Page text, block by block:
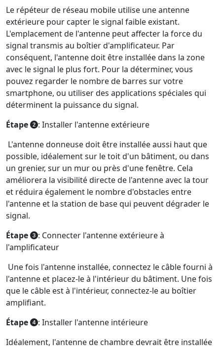
Le répéteur de réseau mobile utilise une antenne
extérieure pour capter le signal faible existant.
L'emplacement de l'antenne peut affecter la force du
signal transmis au boîtier d'amplificateur. Par
conséquent, l'antenne doit être installée dans la zone
avec le signal le plus fort. Pour la déterminer, vous
pouvez regarder le nombre de barres sur votre
smartphone, ou utiliser des applications spéciales qui
déterminent la puissance du signal.
Étape
: Installer l'antenne extérieure
L'antenne donneuse doit être installée aussi haut que
possible, idéalement sur le toit d'un bâtiment, ou dans
un grenier, sur un mur ou près d'une fenêtre. Cela
améliorera la visibilité directe de l'antenne avec la tour
et réduira également le nombre d'obstacles entre
l'antenne et la station de base qui peuvent dégrader le
signal.
Étape
: Connecter l'antenne extérieure à
l'amplificateur
Une fois l'antenne installée, connectez le câble fourni à
l'antenne et placez-le à l'intérieur du bâtiment. Une fois
que le câble est à l'intérieur, connectez-le au boîtier
amplifiant.
Étape
: Installer l'antenne intérieure
Idéalement, l'antenne de chambre devrait être installée